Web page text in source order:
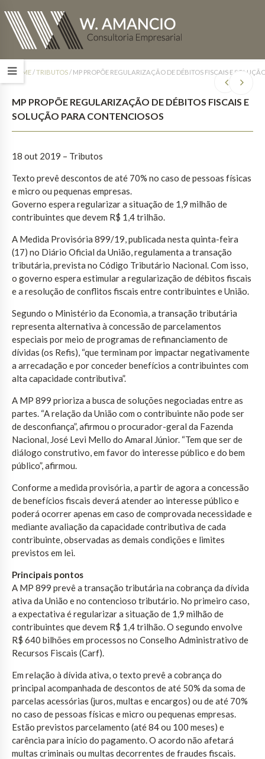
HOME/TRIBUTOS/ MP PROPÕE REGULARIZAÇÃO DE DÉBITOS FISCAIS E
MP PROPÕE REGULARIZAÇÃO DE DÉBITOS FISCAIS E
SOLUÇÃO PARA CONTENCIOSOS
18 out 2019 – Tributos
Texto prevê descontos de até 70% no caso de pessoas físicas
e micro ou pequenas empresas.
Governo espera regularizar a situação de 1,9 milhão de
contribuintes que devem R$ 1,4 trilhão.
A Medida Provisória 899/19, publicada nesta quinta-feira
(17) no Diário Oficial da União, regulamenta a transação
tributária, prevista no Código Tributário Nacional. Com isso,
o governo espera estimular a regularização de débitos fiscais
e a resolução de conflitos fiscais entre contribuintes e União.
Segundo o Ministério da Economia, a transação tributária
representa alternativa à concessão de parcelamentos
especiais por meio de programas de refinanciamento de
dívidas (os Refis), “que terminam por impactar negativamente
a arrecadação e por conceder benefícios a contribuintes com
alta capacidade contributiva”.
A MP 899 prioriza a busca de soluções negociadas entre as
partes. “A relação da União com o contribuinte não pode ser
de desconfiança”, afirmou o procurador-geral da Fazenda
Nacional, José Levi Mello do Amaral Júnior. “Tem que ser de
diálogo construtivo, em favor do interesse público e do bem
público”, afirmou.
Conforme a medida provisória, a partir de agora a concessão
de benefícios fiscais deverá atender ao interesse público e
poderá ocorrer apenas em caso de comprovada necessidade e
mediante avaliação da capacidade contributiva de cada
contribuinte, observadas as demais condições e limites
previstos em lei.
Principais pontos
A MP 899 prevê a transação tributária na cobrança da dívida
ativa da União e no contencioso tributário. No primeiro caso,
a expectativa é regularizar a situação de 1,9 milhão de
contribuintes que devem R$ 1,4 trilhão. O segundo envolve
R$ 640 bilhões em processos no Conselho Administrativo de
Recursos Fiscais (Carf).
Em relação à dívida ativa, o texto prevê a cobrança do
principal acompanhada de descontos de até 50% da soma de
parcelas acessórias (juros, multas e encargos) ou de até 70%
no caso de pessoas físicas e micro ou pequenas empresas.
Estão previstos parcelamento (até 84 ou 100 meses) e
carência para início do pagamento. O acordo não afetará
multas criminais ou multas decorrentes de fraudes fiscais.